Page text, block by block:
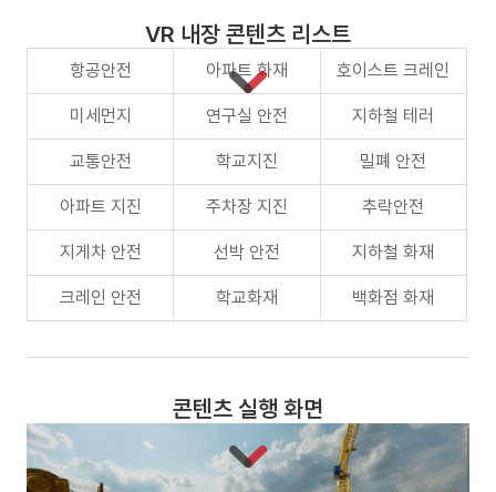
VR 내장 콘텐츠 리스트
항공안전 아파트 화재 호이스트 크레인
미세먼지 연구실 안전 지하철 테러
교통안전 학교지진 밀폐 안전
아파트 지진 주차장 지진 추락안전
지게차 안전 선박 안전 지하철 화재
크레인 안전 학교화재 백화점 화재
콘텐츠 실행 화면